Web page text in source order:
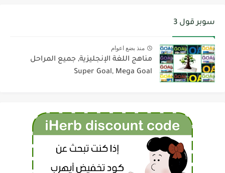
سوبر قول 3
منذ بضع اعوام
مناهج اللغة الإنجليزية, جميع المراحل
Super Goal, Mega Goal